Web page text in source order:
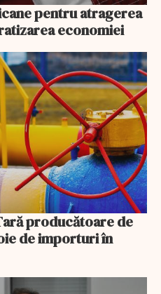
pentru atragerea
economiei
producătoare de
de importuri în